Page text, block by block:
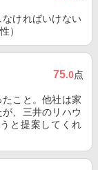
ければいけない
）
75.0点
こと。他社は家
、三井のリハウ
と提案してくれ